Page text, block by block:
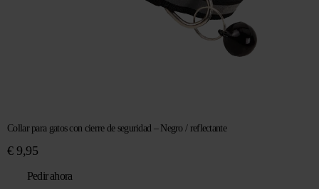
Collar para gatos con cierre de seguridad – Negro / reflectante
€9,95
Pedir ahora